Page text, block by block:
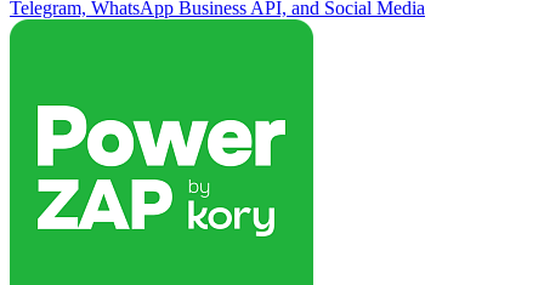
Telegram, WhatsApp Business API, and Social Media